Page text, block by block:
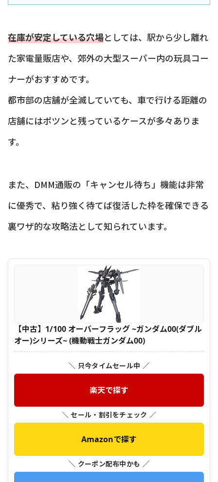
在庫が安定している穴場としては、駅から少し離れ
た家電量販店や、郊外の大型スーパー内の玩具コー
ナーがおすすめです。
都市部の店舗が全滅していても、車で行ける距離の
店舗にはポツンと残っているケースが多々ありま
す。
また、DMM通販の「キャンセル待ち」機能は非常
に優秀で、粘り強く待てば復活した枠を確保できる
裏ワザ的な攻略法として知られています。
【中古】1/100 オーバーフラッグ ~ガンダム00(ダブル
オー)シリーズ~ (機動戦士ガンダム00)
＼ 只今タイムセール中 ／
楽天で探す
＼ セール・割引をチェック ／
Amazonで探す
＼ クーポン配布中かも ／